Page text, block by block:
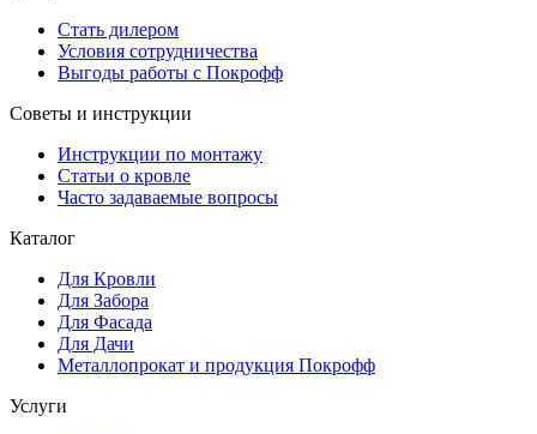
Стать дилером
Условия сотрудничества
Выгоды работы с Покрофф
Советы и инструкции
Инструкции по монтажу
Статьи о кровле
Часто задаваемые вопросы
Каталог
Для Кровли
Для Забора
Для Фасада
Для Дачи
Металлопрокат и продукция Покрофф
Услуги